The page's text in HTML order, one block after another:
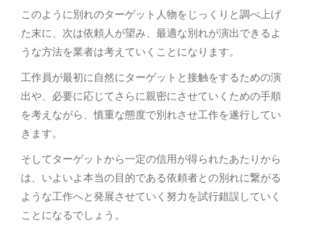
このように別れのターゲット人物をじっくりと調べ上げ
た末に、次は依頼人が望み、最適な別れが演出できるよ
うな方法を業者は考えていくことになります。
工作員が最初に自然にターゲットと接触をするための演
出や、必要に応じてさらに親密にさせていくための手順
を考えながら、慎重な態度で別れさせ工作を遂行してい
きます。
そしてターゲットから一定の信用が得られたあたりから
は、いよいよ本当の目的である依頼者との別れに繋がる
ような工作へと発展させていく努力を試行錯誤していく
ことになるでしょう。